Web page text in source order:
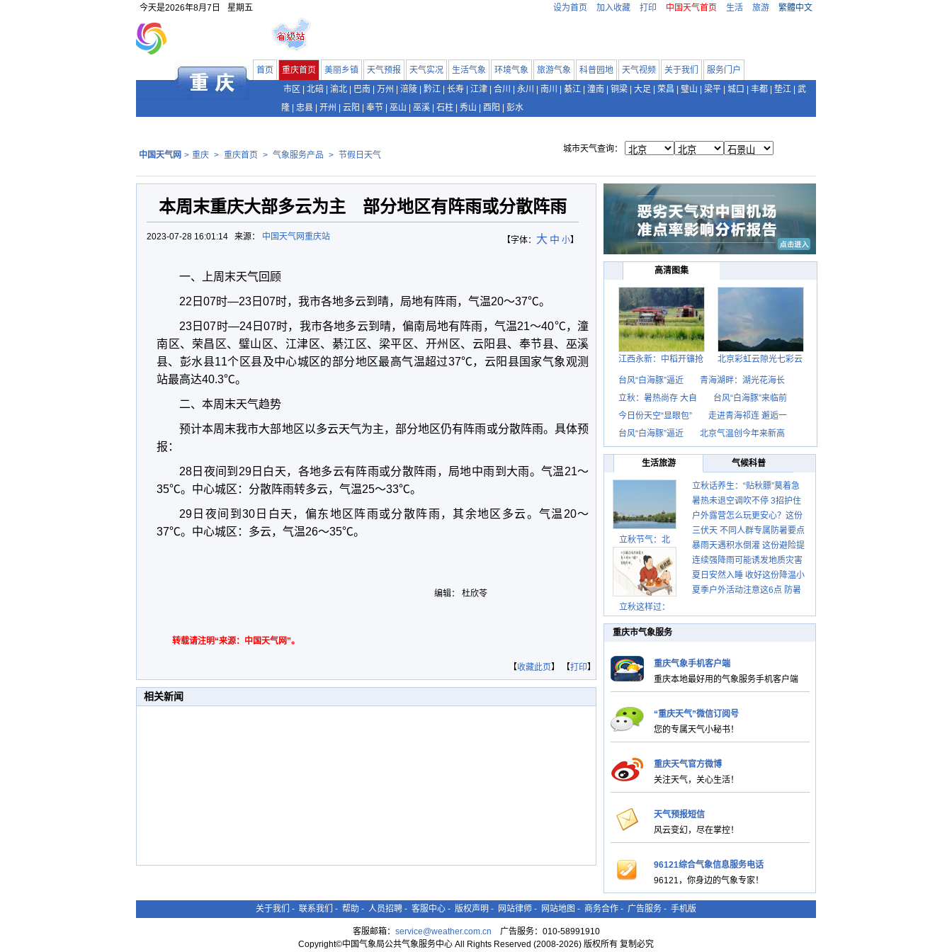
今天是2026年8月7日 星期五 设为首页 加入收藏 打印 中国天气首页 生活 旅游 繁體中文
首页 重庆首页 美丽乡镇 天气预报 天气实况 生活气象 环境气象 旅游气象 科普园地 天气视频 关于我们
服务门户
市区
北碚 渝北 巴南 万州 涪陵 黔江 长寿 江津 合川 永川 南川 綦江 潼南 铜梁 大足 荣昌 璧山 梁平 城口 丰都 垫江
武
隆
忠县 开州 云阳 奉节 巫山 巫溪 石柱 秀山 酉阳 彭水
中国天气网 > 重庆 > 重庆首页 > 气象服务产品 > 节假日天气
城市天气查询：
本周末重庆大部多云为主 部分地区有阵雨或分散阵雨
【字体： 大 中 小】
2023-07-28 16:01:14 来源： 中国天气网重庆站
一、上周末天气回顾
22日07时—23日07时，我市各地多云到晴，局地有阵雨，气温20～37℃。
23日07时—24日07时，我市各地多云到晴，偏南局地有阵雨，气温21～40℃，潼
南区、荣昌区、璧山区、江津区、綦江区、梁平区、开州区、云阳县、奉节县、巫溪
县、彭水县11个区县及中心城区的部分地区最高气温超过37℃，云阳县国家气象观测
站最高达40.3℃。
二、本周末天气趋势
预计本周末我市大部地区以多云天气为主，部分地区仍有阵雨或分散阵雨。具体预
报：
28日夜间到29日白天，各地多云有阵雨或分散阵雨，局地中雨到大雨。气温21～
35℃。中心城区：分散阵雨转多云，气温25～33℃。
29日夜间到30日白天，偏东地区阵雨或分散阵雨，其余地区多云。气温20～
37℃。中心城区：多云，气温26～35℃。
编辑： 杜欣苓
转载请注明“来源：中国天气网”。
【收藏此页】 【打印】
相关新闻
高清图集
江西永新：中稻开镰抢 北京彩虹云隙光七彩云
台风“白海豚”逼近
青海湖畔：湖光花海长
立秋：暑热尚存 大自
台风“白海豚”来临前
今日份天空“显眼包”
走进青海祁连 邂逅一
台风“白海豚”逼近
北京气温创今年来新高
生活旅游 气候科普
立秋节气：北
立秋这样过：
立秋话养生：“贴秋膘”莫着急
先清暑再防燥
暑热未退空调吹不停 3招护住
肩颈不酸痛
户外露营怎么玩更安心？这份
攻略请收好
三伏天 不同人群专属防暑要点
请收好
暴雨天遇积水倒灌 这份避险提
示请收好
连续强降雨可能诱发地质灾害
这些前兆要知道
夏日安然入睡 收好这份降温小
贴士
夏季户外活动注意这6点 防暑
重庆市气象服务
重庆气象手机客户端
重庆本地最好用的气象服务手机客户端
“重庆天气”微信订阅号
您的专属天气小秘书！
重庆天气官方微博
关注天气，关心生活！
天气预报短信
风云变幻，尽在掌控！
96121综合气象信息服务电话
96121，你身边的气象专家！
关于我们 - 联系我们 - 帮助 - 人员招聘 - 客服中心 - 版权声明 - 网站律师 - 网站地图 - 商务合作 - 广告服务 - 手机版
客服邮箱： service@weather.com.cn 广告服务：010-58991910
Copyright©中国气象局公共气象服务中心 All Rights Reserved (2008-2026) 版权所有 复制必究